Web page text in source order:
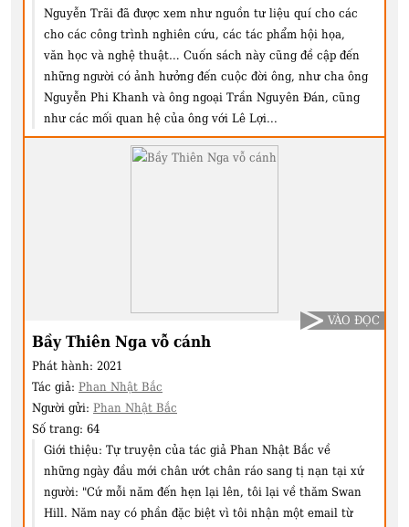
Nguyễn Trãi đã được xem như nguồn tư liệu quí cho các
cho các công trình nghiên cứu, các tác phẩm hội họa,
văn học và nghệ thuật… Cuốn sách này cũng đề cập đến
những người có ảnh hưởng đến cuộc đời ông, như cha ông
Nguyễn Phi Khanh và ông ngoại Trần Nguyên Đán, cũng
như các mối quan hệ của ông với Lê Lợi...
Bầy Thiên Nga vỗ cánh
Phát hành: 2021
Tác giả: Phan Nhật Bắc
Người gửi: Phan Nhật Bắc
Số trang: 64
Giới thiệu: Tự truyện của tác giả Phan Nhật Bắc về
những ngày đầu mới chân ướt chân ráo sang tị nạn tại xứ
người: "Cứ mỗi năm đến hẹn lại lên, tôi lại về thăm Swan
Hill. Năm nay có phần đặc biệt vì tôi nhận một email từ
VÀO ĐỌC